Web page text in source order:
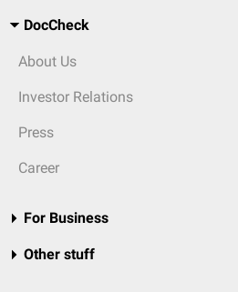
DocCheck
About Us
Investor Relations
Press
Career
For Business
Other stuff